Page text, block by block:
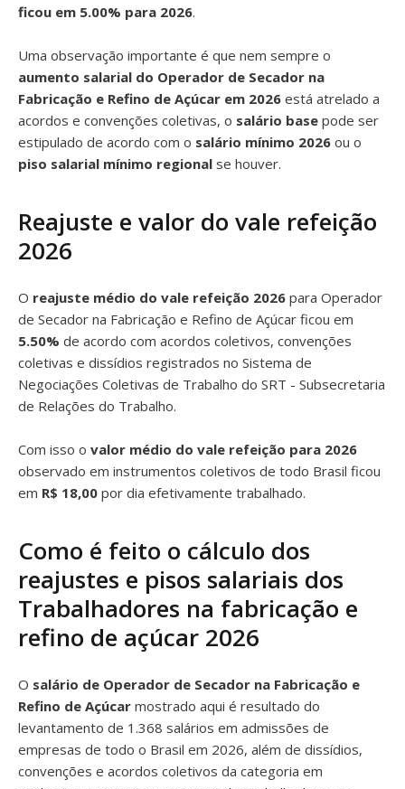
ficou em 5.00% para 2026.
Uma observação importante é que nem sempre o
aumento salarial do Operador de Secador na
Fabricação e Refino de Açúcar em 2026 está atrelado a
acordos e convenções coletivas, o salário base pode ser
estipulado de acordo com o salário mínimo 2026 ou o
piso salarial mínimo regional se houver.
Reajuste e valor do vale refeição
2026
O reajuste médio do vale refeição 2026 para Operador
de Secador na Fabricação e Refino de Açúcar ficou em
5.50% de acordo com acordos coletivos, convenções
coletivas e dissídios registrados no Sistema de
Negociações Coletivas de Trabalho do SRT - Subsecretaria
de Relações do Trabalho.
Com isso o valor médio do vale refeição para 2026
observado em instrumentos coletivos de todo Brasil ficou
em R$ 18,00 por dia efetivamente trabalhado.
Como é feito o cálculo dos
reajustes e pisos salariais dos
Trabalhadores na fabricação e
refino de açúcar 2026
O salário de Operador de Secador na Fabricação e
Refino de Açúcar mostrado aqui é resultado do
levantamento de 1.368 salários em admissões de
empresas de todo o Brasil em 2026, além de dissídios,
convenções e acordos coletivos da categoria em